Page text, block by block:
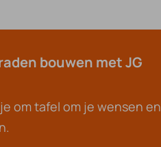
bouwen met JG
om tafel om je wensen en